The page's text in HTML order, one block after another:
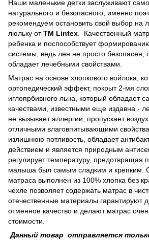
Наши маленькие детки заслуживают
натурального и безопасного, именно
рекомендуем остановить свой выбор на
люльку отТМ Lintex . Качественный
ребенка и поспособствует
системы, ведь лен не просто безопасен,
обладает лечебными свойствами.
Матрас на основе хлопкового войлока,
ортопедический эффект, покрыт 2-мя
иглопрбивного льна, который обладает
качествами, известными еще издавна -
не вызывает аллергии, пропускает
отличными влаговпитывающими
излишнюю потливость, обладает
действием и является природным
регулирует температуру, предотвращая
малыша был самым сладким и крепким.
матраса выполнен из 100% хлопка без
чехле позволяет содержать матрас в
отечественные материалы гарантируют
отменное качество и делают матрас
стоимости.
Данный товар отправляется